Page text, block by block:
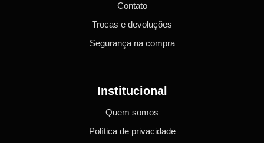
Contato
Trocas e devoluções
Segurança na compra
Institucional
Quem somos
Política de privacidade